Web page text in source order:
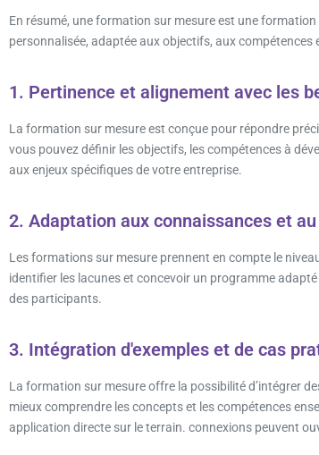
En résumé, une formation sur mesure est une
personnalisée, adaptée aux objectifs, aux compétences
1. Pertinence et alignement avec les
La formation sur mesure est conçue pour répondre
vous pouvez définir les objectifs, les compétences à
aux enjeux spécifiques de votre entreprise.
2. Adaptation aux connaissances et
Les formations sur mesure prennent en compte le
identifier les lacunes et concevoir un programme
des participants.
3. Intégration d'exemples et de cas
La formation sur mesure offre la possibilité d’intégrer
mieux comprendre les concepts et les compétences
application directe sur le terrain. connexions peuvent